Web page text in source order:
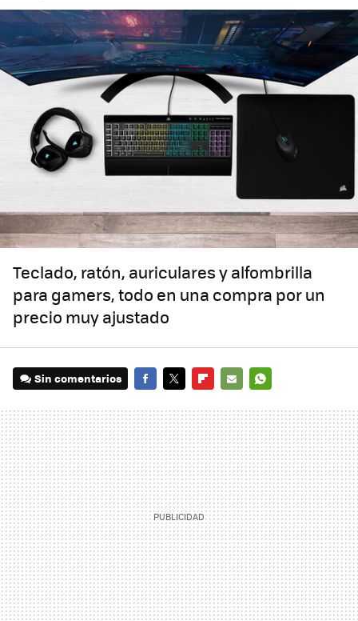
Teclado, ratón, auriculares y alfombrilla
para gamers, todo en una compra por un
precio muy ajustado
Sin comentarios
MAIL